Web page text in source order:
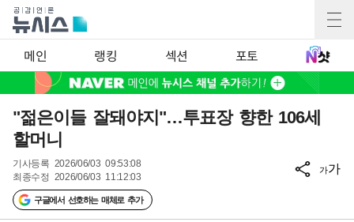
메인 랭킹 섹션 포토
"젊은이들 잘돼야지"…투표장 향한 106세
할머니
기사등록 2026/06/03 09:53:08
최종수정 2026/06/03 11:12:03
구글에서 선호하는 매체로 추가
가가